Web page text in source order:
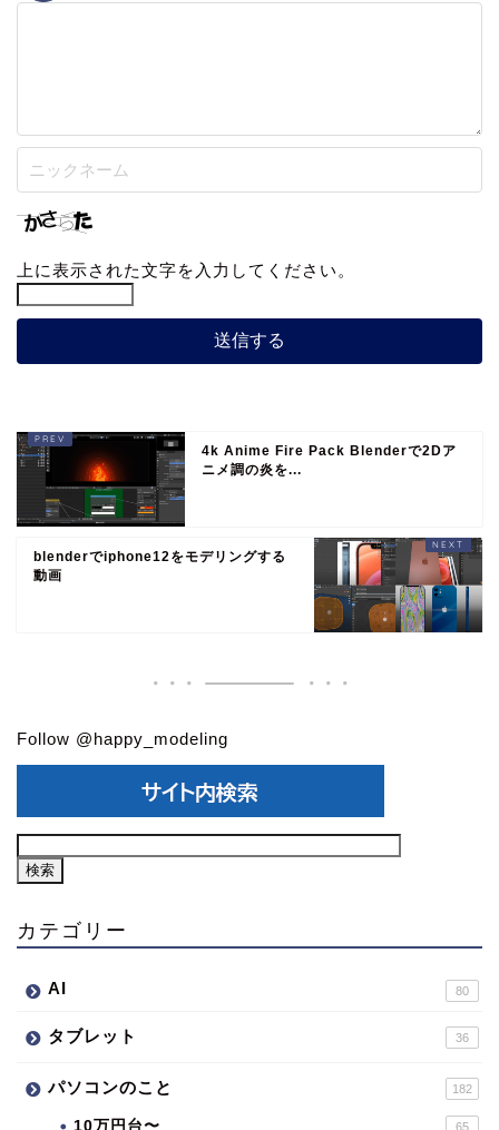
上に表示された文字を入力してください。
4k Anime Fire Pack Blenderで2Dア
ニメ調の炎を...
blenderでiphone12をモデリングする
動画
Follow @happy_modeling
カテゴリー
AI 80
タブレット 36
パソコンのこと 182
10万円台〜 65